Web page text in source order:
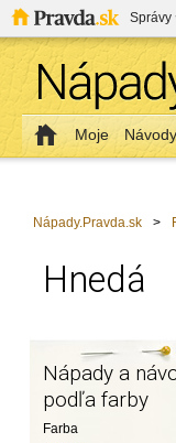
Správy
Moje Návody
Nápady.Pravda.sk >
Hnedá
Nápady a
podľa farby
Farba